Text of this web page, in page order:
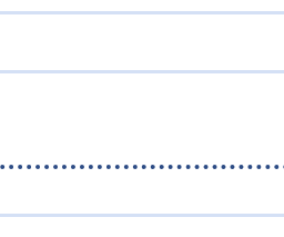
は21教室であり、近くに教室が